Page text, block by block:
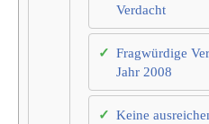
Verdacht
Fragwürdige
Jahr 2008
Keine